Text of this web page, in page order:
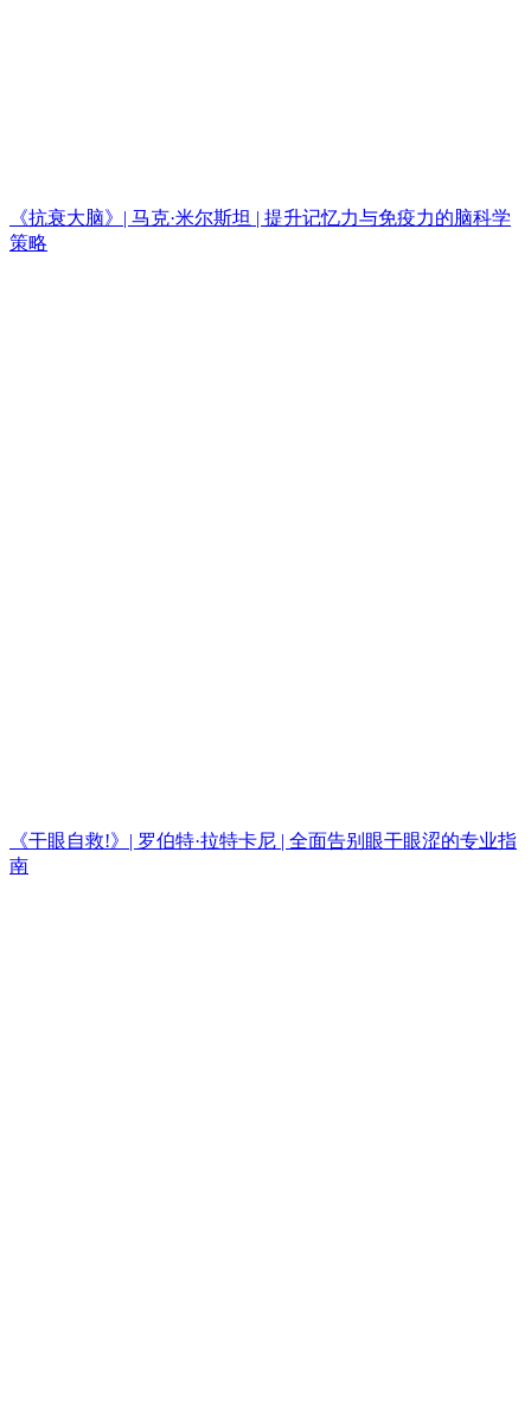
《抗衰大脑》| 马克·米尔斯坦 | 提升记忆力与免疫力的脑科学
策略
《干眼自救!》| 罗伯特·拉特卡尼 | 全面告别眼干眼涩的专业指
南